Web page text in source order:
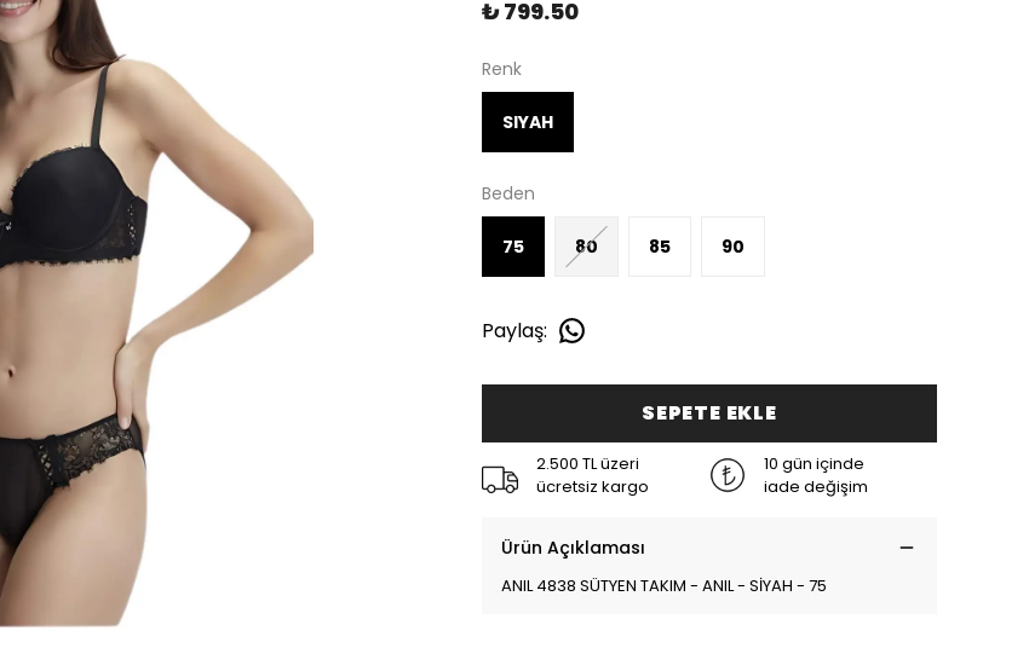
₺ 799.50
Renk
SIYAH
Beden
75 80 85 90
Paylaş:
SEPETE EKLE
2.500 TL üzeri
ücretsiz kargo
10 gün içinde
iade değişim
Ürün Açıklaması
ANIL 4838 SÜTYEN TAKIM - ANIL - SİYAH - 75